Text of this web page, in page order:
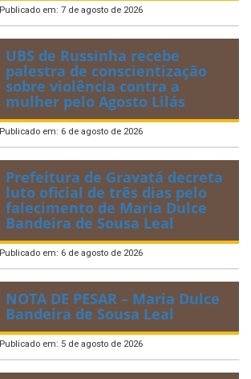
Publicado em: 7 de agosto de 2026
UBS de Russinha recebe
palestra de conscientização
sobre violência contra a
mulher pelo Agosto Lilás
Publicado em: 6 de agosto de 2026
Prefeitura de Gravatá decreta
luto oficial de três dias pelo
falecimento de Maria Dulce
Bandeira de Sousa Leal
Publicado em: 6 de agosto de 2026
NOTA DE PESAR – Maria Dulce
Bandeira de Sousa Leal
Publicado em: 5 de agosto de 2026